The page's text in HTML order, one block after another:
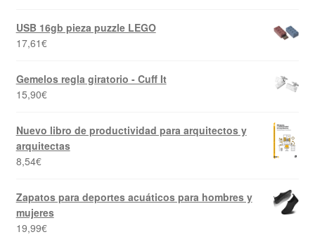
USB 16gb pieza puzzle LEGO
17,61€
Gemelos regla giratorio - Cuff It
15,90€
Nuevo libro de productividad para arquitectos y
arquitectas
8,54€
Zapatos para deportes acuáticos para hombres y
mujeres
19,99€